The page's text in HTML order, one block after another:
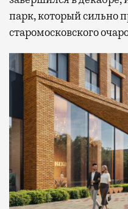
парк, который сильно
старомосковского